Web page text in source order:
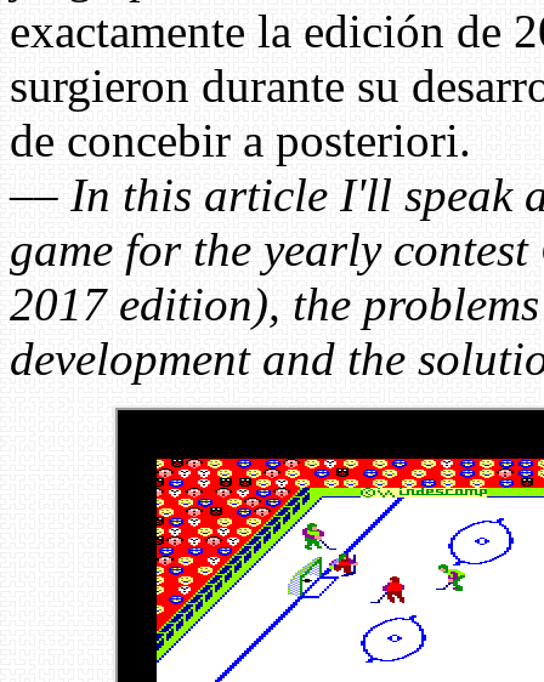
exactamente la edición de
surgieron durante su
de concebir a posteriori.
–– In this article I'll speak
game for the yearly
2017 edition), the
development and the